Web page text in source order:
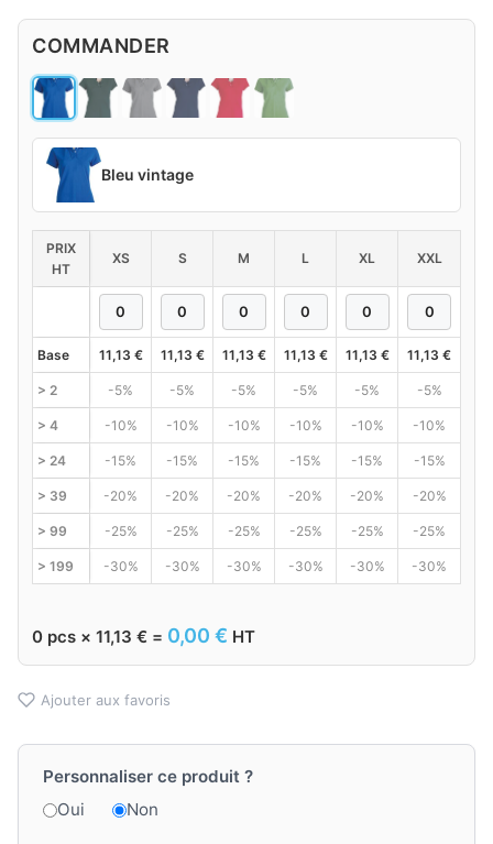
COMMANDER
Bleu vintage
PRIX
HT
XS S M L XL XXL
Base 11,13 € 11,13 € 11,13 € 11,13 € 11,13 € 11,13 €
> 2 -5% -5% -5% -5% -5% -5%
> 4 -10% -10% -10% -10% -10% -10%
> 24 -15% -15% -15% -15% -15% -15%
> 39 -20% -20% -20% -20% -20% -20%
> 99 -25% -25% -25% -25% -25% -25%
> 199 -30% -30% -30% -30% -30% -30%
0 pcs × 11,13 € = 0,00 € HT
Ajouter aux favoris
Personnaliser ce produit ?
Oui
Non